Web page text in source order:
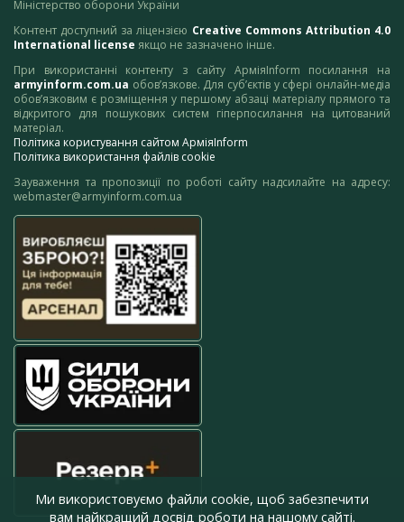
Міністерство оборони України
Контент доступний за ліцензією Creative Commons Attribution 4.0
International license якщо не зазначено інше.
При використанні контенту з сайту АрміяInform посилання на
armyinform.com.ua обов’язкове. Для суб’єктів у сфері онлайн-медіа
обов’язковим є розміщення у першому абзаці матеріалу прямого та
відкритого для пошукових систем гіперпосилання на цитований
матеріал.
Політика користування сайтом АрміяInform
Політика використання файлів cookie
Зауваження та пропозиції по роботі сайту надсилайте на адресу:
webmaster@armyinform.com.ua
Ми використовуємо файли cookie, щоб забезпечити
вам найкращий досвід роботи на нашому сайті.